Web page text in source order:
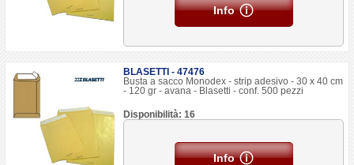
Info
BLASETTI - 47476
Busta a sacco Monodex - strip adesivo - 30 x 40 cm
- 120 gr - avana - Blasetti - conf. 500 pezzi
Disponibilità: 16
Info